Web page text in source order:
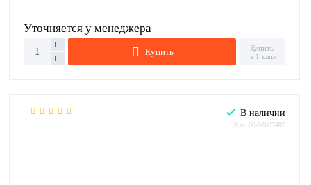
Уточняется у менеджера
Купить
Купить
в 1 клик
В наличии
Арт: 00-00007487